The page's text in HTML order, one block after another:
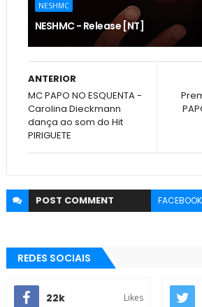
NESHMC
NESHMC - Release [NT]
ANTERIOR
MC PAPO NO ESQUENTA -
Carolina Dieckmann
dança ao som do Hit
PIRIGUETE
POST COMMENT FACEBOOK
REDES SOCIAIS
22k Likes